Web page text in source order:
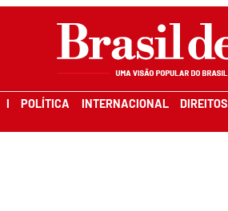
I POLÍTICA INTERNACIONAL DIREITOS